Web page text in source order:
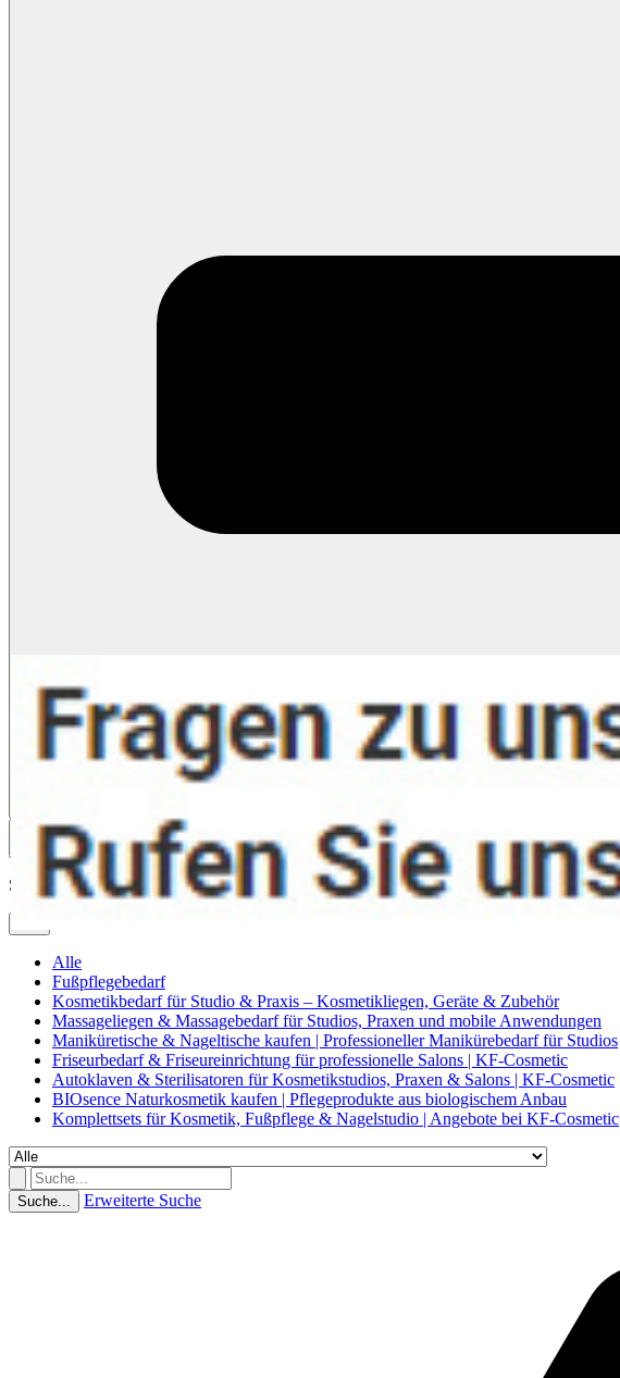
Suche
Alle
Fußpflegebedarf
Kosmetikbedarf für Studio & Praxis – Kosmetikliegen, Geräte & Zubehör
Massageliegen & Massagebedarf für Studios, Praxen und mobile Anwendungen
Maniküretische & Nageltische kaufen | Professioneller Manikürebedarf für Studios
Friseurbedarf & Friseureinrichtung für professionelle Salons | KF-Cosmetic
Autoklaven & Sterilisatoren für Kosmetikstudios, Praxen & Salons | KF-Cosmetic
BIOsence Naturkosmetik kaufen | Pflegeprodukte aus biologischem Anbau
Komplettsets für Kosmetik, Fußpflege & Nagelstudio | Angebote bei KF-Cosmetic
Suche... Erweiterte Suche